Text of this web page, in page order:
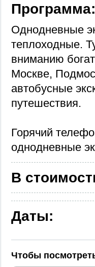
Программа:
Однодневные
теплоходные.
вниманию
Москве,
автобусные
путешествия.
Горячий
однодневные
В
Даты:
Чтобы